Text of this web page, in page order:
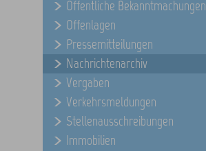
Öffentliche Bekanntmachungen
Offenlagen
Pressemitteilungen
Nachrichtenarchiv
Vergaben
Verkehrsmeldungen
Stellenausschreibungen
Immobilien